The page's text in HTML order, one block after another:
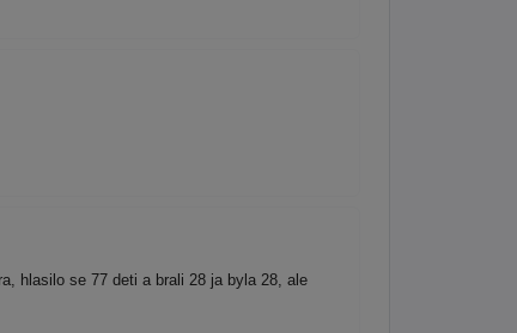
hlasilo se 77 deti a brali 28 ja byla 28, ale